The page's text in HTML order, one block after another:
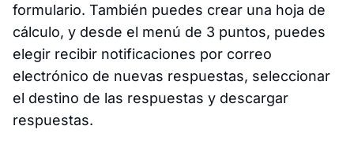
formulario. También puedes crear una hoja de
cálculo, y desde el menú de 3 puntos, puedes
elegir recibir notificaciones por correo
electrónico de nuevas respuestas, seleccionar
el destino de las respuestas y descargar
respuestas.